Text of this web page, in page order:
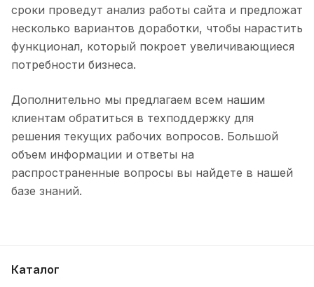
сроки проведут анализ работы сайта и предложат
несколько вариантов доработки, чтобы нарастить
функционал, который покроет увеличивающиеся
потребности бизнеса.
Дополнительно мы предлагаем всем нашим
клиентам обратиться в техподдержку для
решения текущих рабочих вопросов. Большой
объем информации и ответы на
распространенные вопросы вы найдете в нашей
базе знаний.
Каталог